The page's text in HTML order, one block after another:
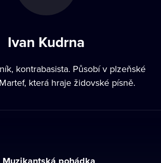
Ivan Kudrna
kontrabasista. Působí v plzeňské
která hraje židovské písně.